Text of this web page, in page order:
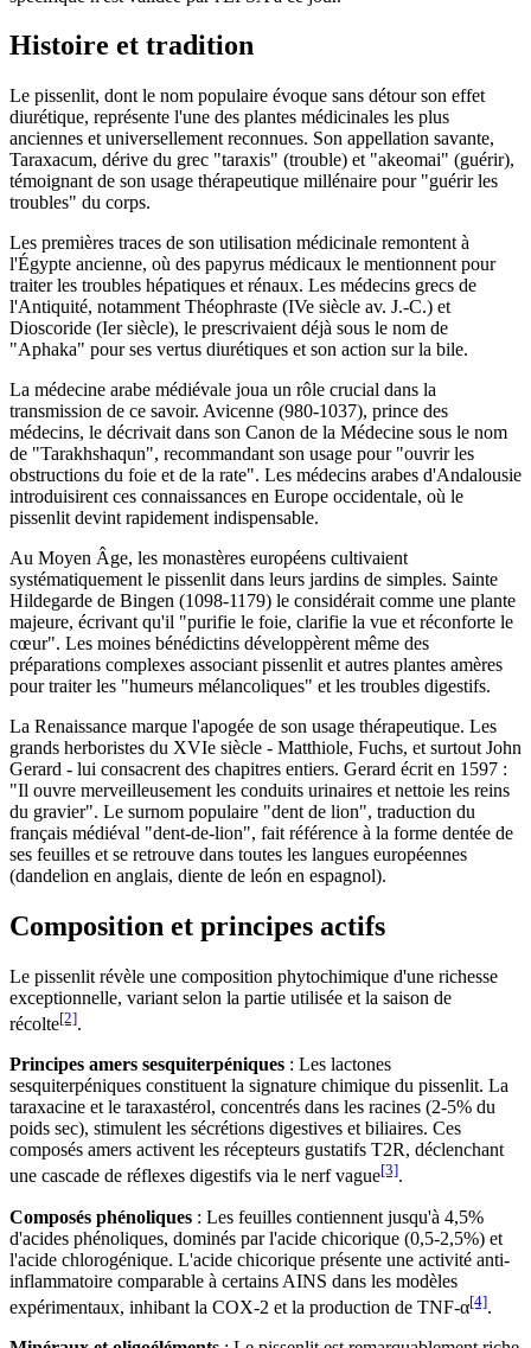
Histoire et tradition
Le pissenlit, dont le nom populaire évoque sans détour son effet
diurétique, représente l'une des plantes médicinales les plus
anciennes et universellement reconnues. Son appellation savante,
Taraxacum, dérive du grec "taraxis" (trouble) et "akeomai" (guérir),
témoignant de son usage thérapeutique millénaire pour "guérir les
troubles" du corps.
Les premières traces de son utilisation médicinale remontent à
l'Égypte ancienne, où des papyrus médicaux le mentionnent pour
traiter les troubles hépatiques et rénaux. Les médecins grecs de
l'Antiquité, notamment Théophraste (IVe siècle av. J.-C.) et
Dioscoride (Ier siècle), le prescrivaient déjà sous le nom de
"Aphaka" pour ses vertus diurétiques et son action sur la bile.
La médecine arabe médiévale joua un rôle crucial dans la
transmission de ce savoir. Avicenne (980-1037), prince des
médecins, le décrivait dans son Canon de la Médecine sous le nom
de "Tarakhshaqun", recommandant son usage pour "ouvrir les
obstructions du foie et de la rate". Les médecins arabes d'Andalousie
introduisirent ces connaissances en Europe occidentale, où le
pissenlit devint rapidement indispensable.
Au Moyen Âge, les monastères européens cultivaient
systématiquement le pissenlit dans leurs jardins de simples. Sainte
Hildegarde de Bingen (1098-1179) le considérait comme une plante
majeure, écrivant qu'il "purifie le foie, clarifie la vue et réconforte le
cœur". Les moines bénédictins développèrent même des
préparations complexes associant pissenlit et autres plantes amères
pour traiter les "humeurs mélancoliques" et les troubles digestifs.
La Renaissance marque l'apogée de son usage thérapeutique. Les
grands herboristes du XVIe siècle - Matthiole, Fuchs, et surtout John
Gerard - lui consacrent des chapitres entiers. Gerard écrit en 1597 :
"Il ouvre merveilleusement les conduits urinaires et nettoie les reins
du gravier". Le surnom populaire "dent de lion", traduction du
français médiéval "dent-de-lion", fait référence à la forme dentée de
ses feuilles et se retrouve dans toutes les langues européennes
(dandelion en anglais, diente de león en espagnol).
Composition et principes actifs
Le pissenlit révèle une composition phytochimique d'une richesse
exceptionnelle, variant selon la partie utilisée et la saison de
récolte[2].
Principes amers sesquiterpéniques : Les lactones
sesquiterpéniques constituent la signature chimique du pissenlit. La
taraxacine et le taraxastérol, concentrés dans les racines (2-5% du
poids sec), stimulent les sécrétions digestives et biliaires. Ces
composés amers activent les récepteurs gustatifs T2R, déclenchant
une cascade de réflexes digestifs via le nerf vague[3].
Composés phénoliques : Les feuilles contiennent jusqu'à 4,5%
d'acides phénoliques, dominés par l'acide chicorique (0,5-2,5%) et
l'acide chlorogénique. L'acide chicorique présente une activité anti-
inflammatoire comparable à certains AINS dans les modèles
expérimentaux, inhibant la COX-2 et la production de TNF-α[4].